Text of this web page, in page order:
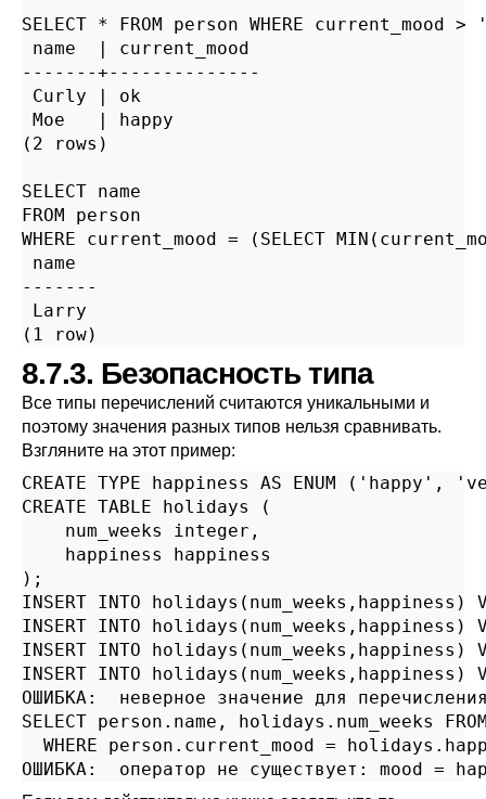
SELECT * FROM person WHERE current_mood
name  | current_mood
-------+--------------
Curly | ok
Moe   | happy
(2 rows)
SELECT name
FROM person
WHERE current_mood = (SELECT
name
-------
Larry
(1 row)
8.7.3. Безопасность типа
Все типы перечислений считаются уникальными и
поэтому значения разных типов нельзя сравнивать.
Взгляните на этот пример:
CREATE TYPE happiness AS ENUM
CREATE TABLE holidays (
    num_weeks integer,
    happiness happiness
);
INSERT INTO
INSERT INTO
INSERT INTO
INSERT INTO
ОШИБКА:  неверное значение для
SELECT person.name, holidays.num_weeks
WHERE person.current_mood =
ОШИБКА:  оператор не существует: mood =